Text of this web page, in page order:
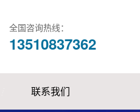
全国咨询热线：
13510837362
联系我们